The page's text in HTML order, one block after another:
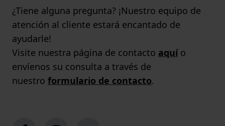
¿Tiene alguna pregunta? ¡Nuestro equipo de
atención al cliente estará encantado de
ayudarle!
Visite nuestra página de contacto aquío
envíenos su consulta a través de
nuestro formulario de contacto.